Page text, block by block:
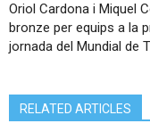
Oriol Cardona i Miquel
bronze per equips a la
jornada del Mundial de
RELATED ARTICLES